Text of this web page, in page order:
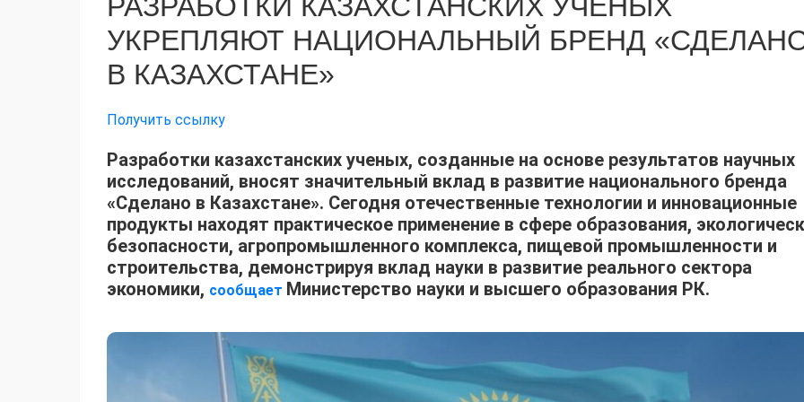
УКРЕПЛЯЮТ НАЦИОНАЛЬНЫЙ БРЕНД
В КАЗАХСТАНЕ»
Получить ссылку
Разработки казахстанских ученых, созданные на основе результатов научных
исследований, вносят значительный вклад в развитие национального бренда
«Сделано в Казахстане». Сегодня отечественные технологии и инновационные
продукты находят практическое применение в сфере образования,
безопасности, агропромышленного комплекса, пищевой промышленности и
строительства, демонстрируя вклад науки в развитие реального сектора
экономики, сообщает Министерство науки и высшего образования РК.